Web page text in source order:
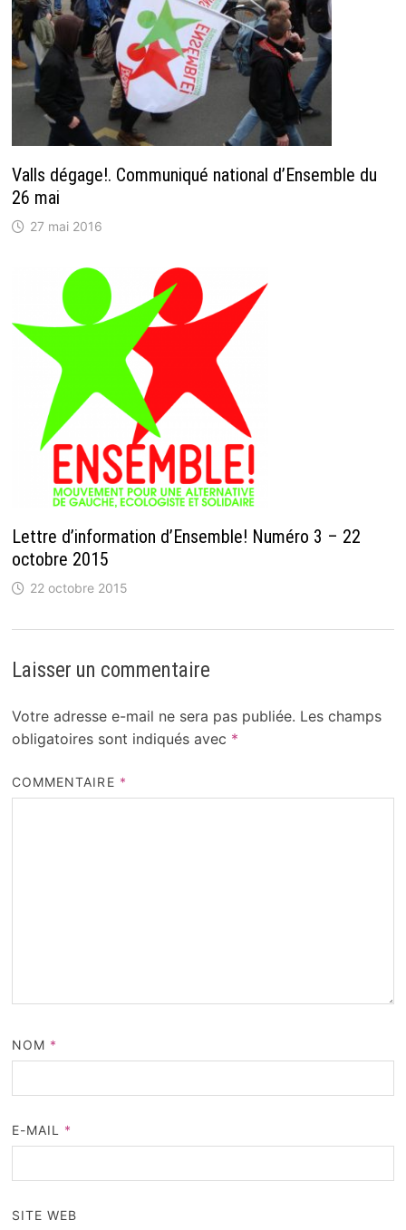
Valls dégage!. Communiqué national d’Ensemble du
26 mai
27 mai 2016
Lettre d’information d’Ensemble! Numéro 3 – 22
octobre 2015
22 octobre 2015
Laisser un commentaire
Votre adresse e-mail ne sera pas publiée. Les champs
obligatoires sont indiqués avec *
COMMENTAIRE *
NOM *
E-MAIL *
SITE WEB